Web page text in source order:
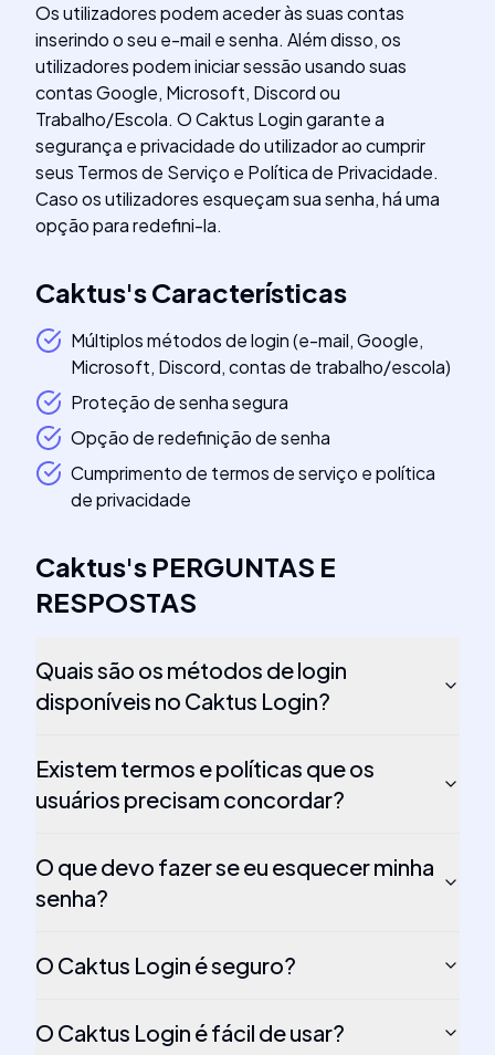
Os utilizadores podem aceder às suas contas
inserindo o seu e-mail e senha. Além disso, os
utilizadores podem iniciar sessão usando suas
contas Google, Microsoft, Discord ou
Trabalho/Escola. O Caktus Login garante a
segurança e privacidade do utilizador ao cumprir
seus Termos de Serviço e Política de Privacidade.
Caso os utilizadores esqueçam sua senha, há uma
opção para redefini-la.
Caktus'sCaracterísticas
Múltiplos métodos de login (e-mail, Google,
Microsoft, Discord, contas de trabalho/escola)
Proteção de senha segura
Opção de redefinição de senha
Cumprimento de termos de serviço e política
de privacidade
Caktus's PERGUNTAS E
RESPOSTAS
Quais são os métodos de login
disponíveis no Caktus Login?
Existem termos e políticas que os
usuários precisam concordar?
O que devo fazer se eu esquecer minha
senha?
O Caktus Login é seguro?
O Caktus Login é fácil de usar?